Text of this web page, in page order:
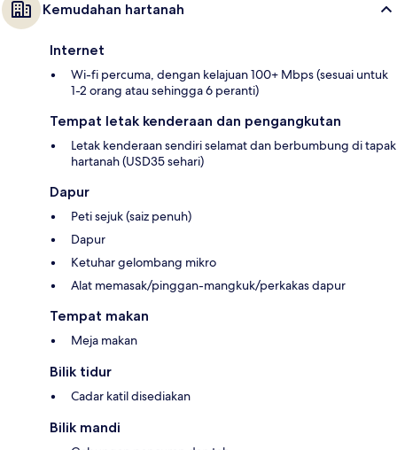
Kemudahan hartanah
Internet
Wi-fi percuma, dengan kelajuan 100+ Mbps (sesuai untuk
1-2 orang atau sehingga 6 peranti)
Tempat letak kenderaan dan pengangkutan
Letak kenderaan sendiri selamat dan berbumbung di tapak
hartanah (USD35 sehari)
Dapur
Peti sejuk (saiz penuh)
Dapur
Ketuhar gelombang mikro
Alat memasak/pinggan-mangkuk/perkakas dapur
Tempat makan
Meja makan
Bilik tidur
Cadar katil disediakan
Bilik mandi